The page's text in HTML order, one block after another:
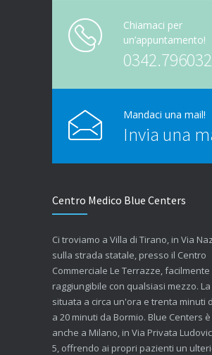
Chiamaci per
un’appuntamento!
0342.796032
Mandaci una mail!
Invia una
Centro Medico Blue Centers
Ci troviamo a Villa di Tirano, in Via
sulla strada statale, presso il Centro
Commerciale Le Terrazze, facilmente
raggiungibile con qualsiasi mezzo.
situata a circa un'ora e trenta minuti
a 20 minuti da Bormio. Blue Centers
anche a Milano, in Via Privata
5, offrendo ai propri pazienti un